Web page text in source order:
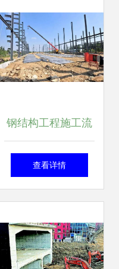
钢结构工程施工流
程及安全管理注意
查看详情